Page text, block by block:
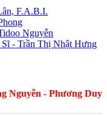
F.A.B.I.
Nguyễn
- Trần Thị Nhật Hưng
Nguyễn - Phương Duy